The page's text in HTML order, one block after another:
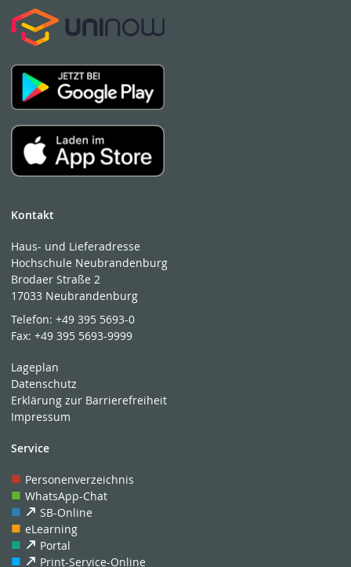
Kontakt
Haus- und Lieferadresse
Hochschule Neubrandenburg
Brodaer Straße 2
17033 Neubrandenburg
Telefon:+49 395 5693-0
Fax:+49 395 5693-9999
Lageplan
Datenschutz
Erklärung zur Barrierefreiheit
Impressum
Service
Personenverzeichnis
WhatsApp-Chat
SB-Online
eLearning
Portal
Print-Service-Online